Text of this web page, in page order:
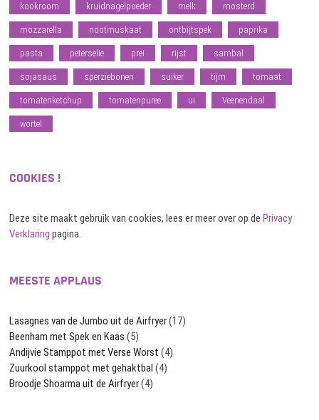
kookroom kruidnagelpoeder melk mosterd
mozzarella nootmuskaat ontbijtspek paprika
pasta peterselie prei rijst sambal
sojasaus sperziebonen suiker tijm tomaat
tomatenketchup tomatenpuree ui Veenendaal
wortel
COOKIES !
Deze site maakt gebruik van cookies, lees er meer over op dePrivacy
Verklaring pagina.
MEESTE APPLAUS
Lasagnes van de Jumbo uit de Airfryer(17)
Beenham met Spek en Kaas (5)
Andijvie Stamppot met Verse Worst (4)
Zuurkool stamppot met gehaktbal (4)
Broodje Shoarma uit de Airfryer(4)